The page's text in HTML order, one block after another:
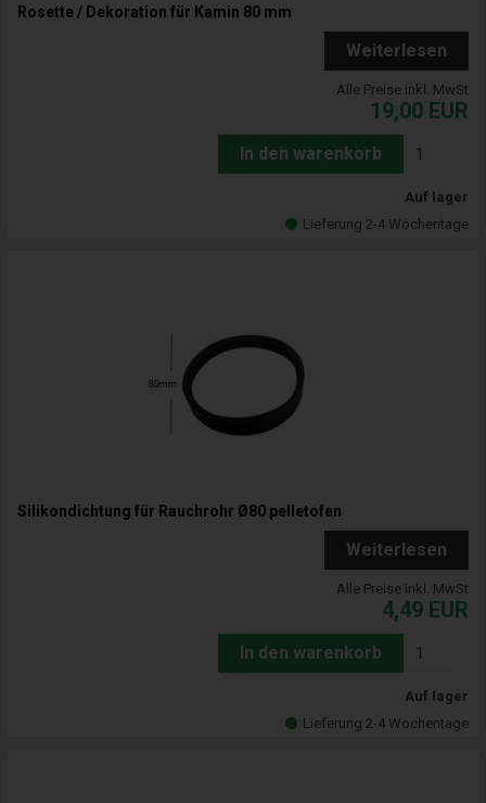
Rosette / Dekoration für Kamin 80 mm
Weiterlesen
Alle Preise inkl. MwSt
19,00 EUR
In den warenkorb
Auf lager
Lieferung 2-4 Wochentage
Silikondichtung für Rauchrohr Ø80 pelletofen
Weiterlesen
Alle Preise inkl. MwSt
4,49 EUR
In den warenkorb
Auf lager
Lieferung 2-4 Wochentage